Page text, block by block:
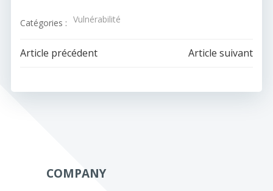
Catégories : Vulnérabilité
Navigation
de
Article précédent
Navigation
de
Article suivant
COMPANY